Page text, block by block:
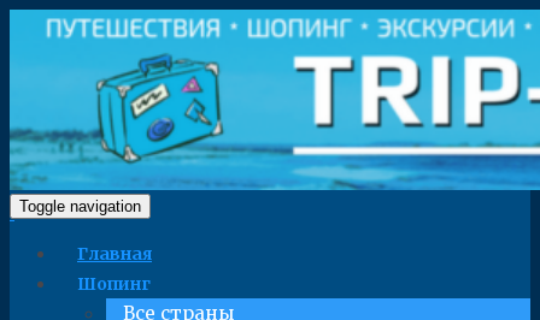
Toggle navigation
Главная
Шопинг
Все страны